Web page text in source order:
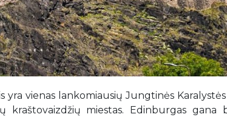
yra vienas lankomiausių Jungtinės
kraštovaizdžių miestas. Edinburgas gana